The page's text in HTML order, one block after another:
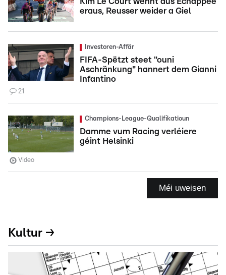
eraus, Reusser weider a Giel
Investoren-Affär
FIFA-Spëtzt steet "ouni
Aschränkung" hannert dem Gianni
Infantino
21
Champions-League-Qualifikatioun
Damme vum Racing verléiere
géint Helsinki
Video
Méi uweisen
Kultur →